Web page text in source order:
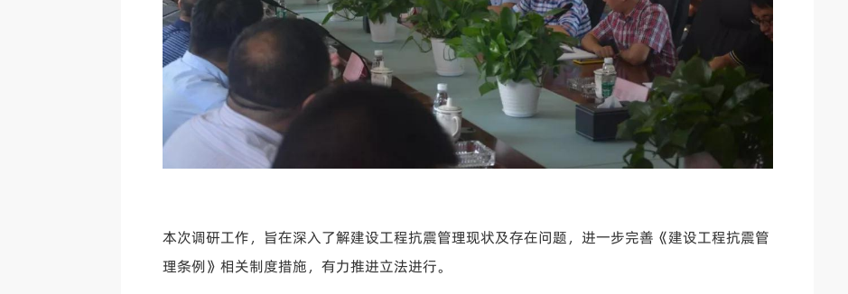
本次调研工作，旨在深入了解建设工程抗震管理现状及存在问题，进一步完善《建设工程抗震管
理条例》相关制度措施，有力推进立法进行。